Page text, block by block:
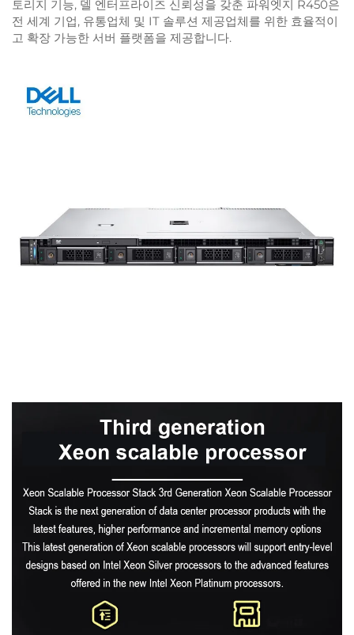
토리지 기능, 델 엔터프라이즈 신뢰성을 갖춘 파워엣지 R450은
전 세계 기업, 유통업체 및 IT 솔루션 제공업체를 위한 효율적이
고 확장 가능한 서버 플랫폼을 제공합니다.